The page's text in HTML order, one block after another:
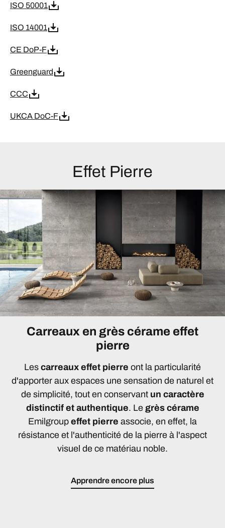
ISO 50001
ISO 14001
CE DoP-F
Greenguard
CCC
UKCA DoC-F
Effet Pierre
Carreaux en grès cérame effet
pierre
Les carreaux effet pierre ont la particularité
d'apporter aux espaces une sensation de naturel et
de simplicité, tout en conservant un caractère
distinctif et authentique. Le grès cérame
Emilgroup effet pierre associe, en effet, la
résistance et l'authenticité de la pierre à l'aspect
visuel de ce matériau noble.
Apprendre encore plus